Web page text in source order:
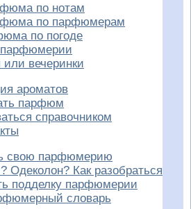
по нотам
по парфюмерам
по погоде
вечеринки
ароматов
парфюм
справочником
свою парфюмерию
Одеколон? Как разобраться
подделку парфюмерии
словарь